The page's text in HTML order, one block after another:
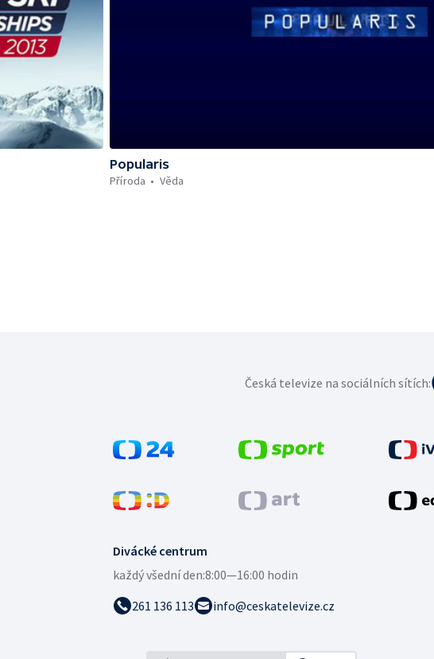
Popularis
Příroda
Věda
Divácké centrum
každý všední den:8:00—16:00 hodin
261 136 113
info@ceskatelevize.cz
Česká televize na sociálních sítích: